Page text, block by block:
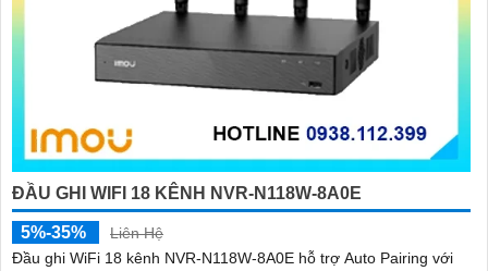
ĐẦU GHI WIFI 18 KÊNH NVR-N118W-8A0E
5%-35%
Liên Hệ
Đầu ghi WiFi 18 kênh NVR-N118W-8A0E hỗ trợ Auto Pairing với